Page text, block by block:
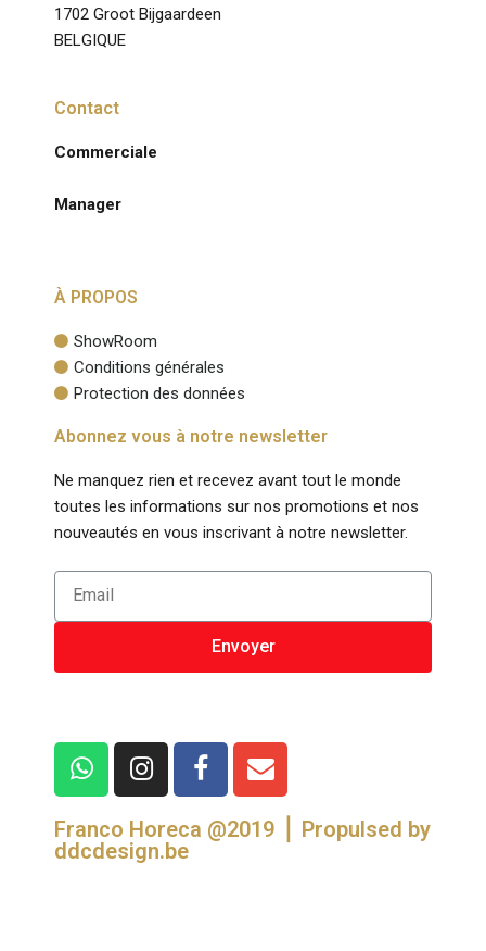
1702 Groot Bijgaardeen
BELGIQUE
Contact
Commerciale
Manager
À PROPOS
ShowRoom
Conditions générales
Protection des données
Abonnez vous à notre newsletter
Ne manquez rien et recevez avant tout le monde
toutes les informations sur nos promotions et nos
nouveautés en vous inscrivant à notre newsletter.
Envoyer
Franco Horeca @2019 ⎪ Propulsed by
ddcdesign.be